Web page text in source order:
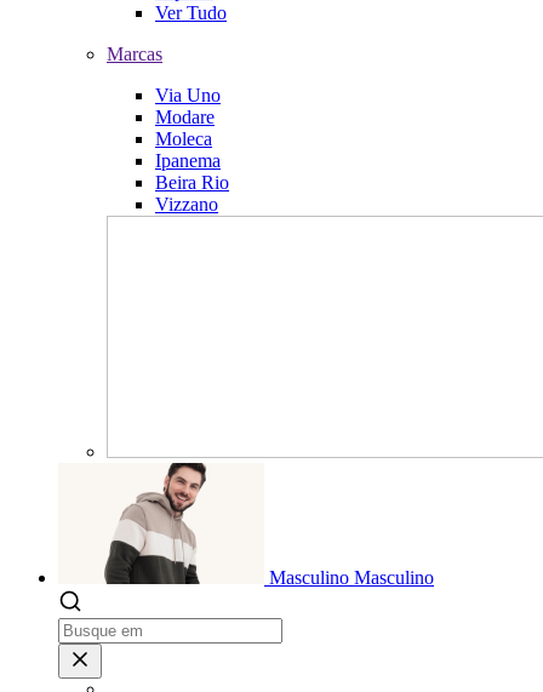
Ver Tudo
Marcas
Via Uno
Modare
Moleca
Ipanema
Beira Rio
Vizzano
Masculino Masculino